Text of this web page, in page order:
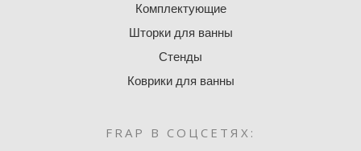
Комплектующие
Шторки для ванны
Стенды
Коврики для ванны
FRAP В СОЦСЕТЯХ: